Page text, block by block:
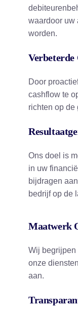
waardoor uw
worden.
Verbeterde
Door
cashflow te
richten op de
Ons doel is
in uw
bijdragen
bedrijf op de
Maatwerk
Wij begrijpen
onze
aan.